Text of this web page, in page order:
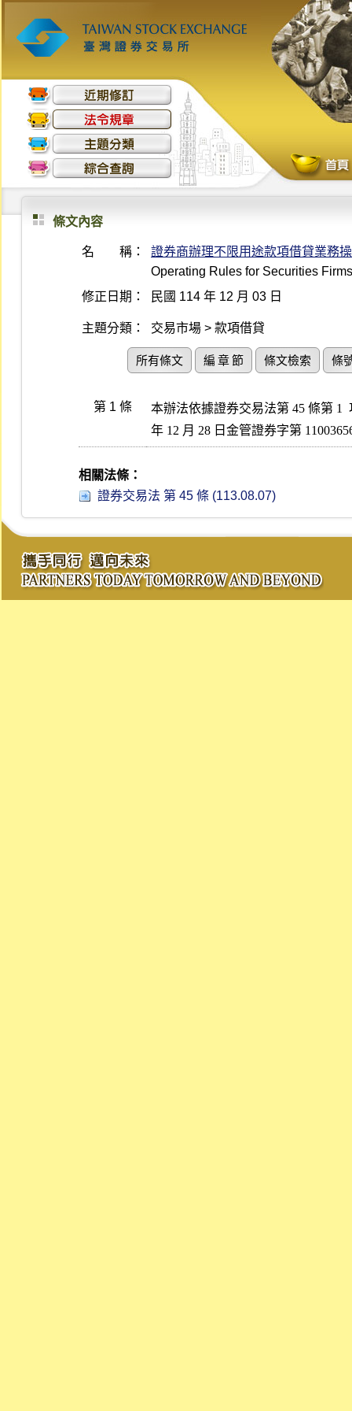
條文內容
名 稱：
證券商辦理不限用途款項借貸業務
Operating Rules for Securities
修正日期：
民國 114 年 12 月 03 日
主題分類： 交易市場 > 款項借貸
所有條文 編 章 節 條文檢索 條
第 1 條
本辦法依據證券交易法第 45 條第 1
年 12 月 28 日金管證券字第
相關法條：
證券交易法 第 45 條 (113.08.07)